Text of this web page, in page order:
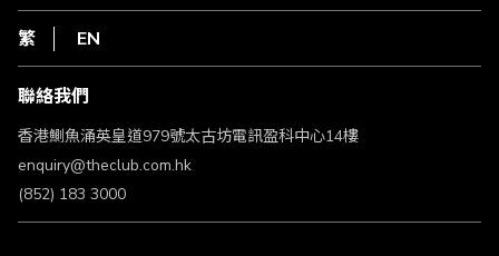
HKT
私隱聲明
使用條款
條款及細則
不歧視及不騷擾聲明
認可牌照及通告
繁 EN
聯絡我們
香港鰂魚涌英皇道979號太古坊電訊盈科中心14樓
enquiry@theclub.com.hk
(852) 183 3000